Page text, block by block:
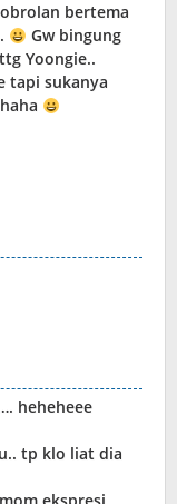
bertema
Gw bingung
Yoongie..
tapi sukanya
heheheee
tp klo liat dia